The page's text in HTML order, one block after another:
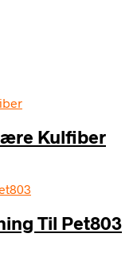
Kulfiber
Til Pet803